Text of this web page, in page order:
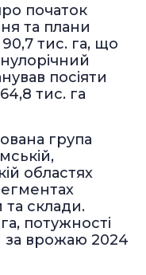
початок
та плани
90,7 тис. га, що
посіяти
тис. га
група
областях
склади.
потужності
за врожаю 2024